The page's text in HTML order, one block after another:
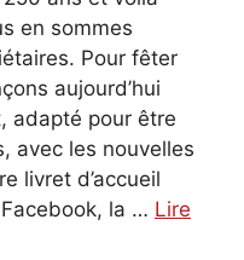
en sommes
Pour fêter
aujourd’hui
adapté pour être
avec les nouvelles
livret d’accueil
la … Lire